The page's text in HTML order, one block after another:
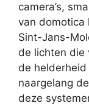
camera’s,
van domotica
Sint-Jans-
de lichten die
de
naargelang
deze